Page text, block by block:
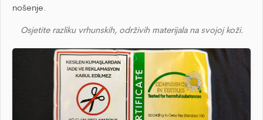
nošenje.
Osjetite razliku vrhunskih, održivih materijala na svojoj koži.